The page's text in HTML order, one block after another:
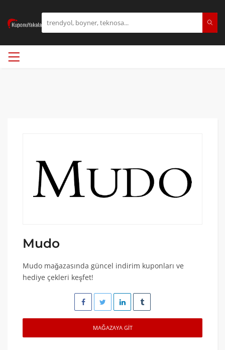
Mudo
Mudo mağazasında güncel indirim kuponları ve
hediye çekleri keşfet!
MAĞAZAYA GIT